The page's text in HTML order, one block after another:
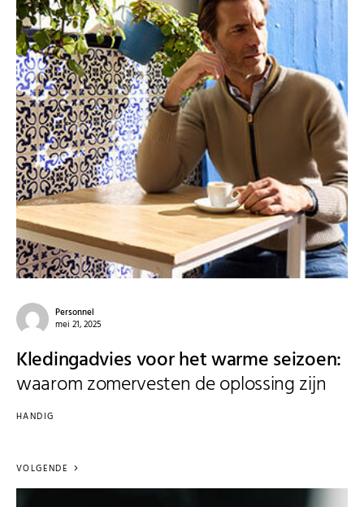
Personnel
mei 21, 2025
Kledingadvies voor het warme seizoen:
waarom zomervesten de oplossing zijn
HANDIG
VOLGENDE